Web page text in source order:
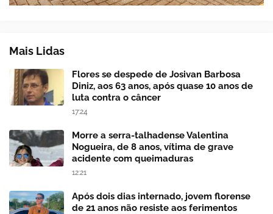
Mais Lidas
Flores se despede de Josivan Barbosa
Diniz, aos 63 anos, após quase 10 anos de
luta contra o câncer
17:24
Morre a serra-talhadense Valentina
Nogueira, de 8 anos, vítima de grave
acidente com queimaduras
12:21
Após dois dias internado, jovem florense
de 21 anos não resiste aos ferimentos